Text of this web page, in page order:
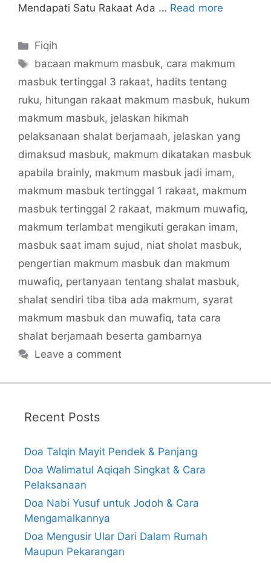
Mendapati Satu Rakaat Ada … Read more
Categories
Fiqih
Tags
bacaan makmum masbuk, cara makmum
masbuk tertinggal 3 rakaat, hadits tentang
ruku, hitungan rakaat makmum masbuk, hukum
makmum masbuk, jelaskan hikmah
pelaksanaan shalat berjamaah, jelaskan yang
dimaksud masbuk, makmum dikatakan masbuk
apabila brainly, makmum masbuk jadi imam,
makmum masbuk tertinggal 1 rakaat, makmum
masbuk tertinggal 2 rakaat, makmum muwafiq,
makmum terlambat mengikuti gerakan imam,
masbuk saat imam sujud, niat sholat masbuk,
pengertian makmum masbuk dan makmum
muwafiq, pertanyaan tentang shalat masbuk,
shalat sendiri tiba tiba ada makmum, syarat
makmum masbuk dan muwafiq, tata cara
shalat berjamaah beserta gambarnya
Leave a comment
Recent Posts
Doa Talqin Mayit Pendek & Panjang
Doa Walimatul Aqiqah Singkat & Cara
Pelaksanaan
Doa Nabi Yusuf untuk Jodoh & Cara
Mengamalkannya
Doa Mengusir Ular Dari Dalam Rumah
Maupun Pekarangan